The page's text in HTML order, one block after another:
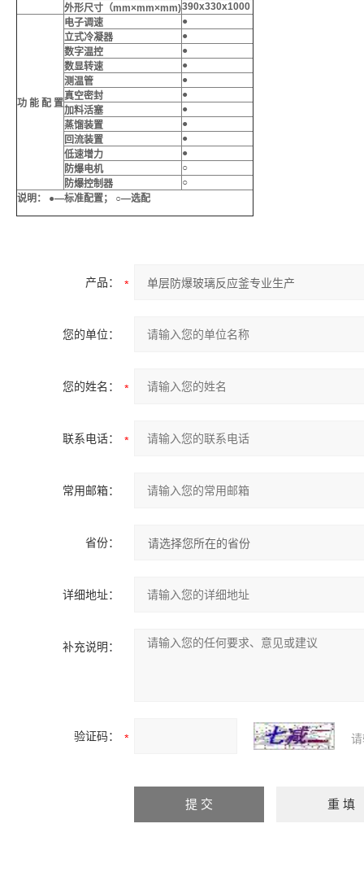
外形尺寸（mm×mm×mm)390x330x1000
功 能 配 置
电子调速
●
立式冷凝器
●
数字温控
●
数显转速
●
测温管
●
真空密封
●
加料活塞
●
蒸馏装置
●
回流装置
●
低速增力
●
防爆电机
○
防爆控制器
○
说明： ●—标准配置； ○—选配
产品：
您的单位：
您的姓名：
联系电话：
常用邮箱：
省份：
详细地址：
补充说明：
验证码：